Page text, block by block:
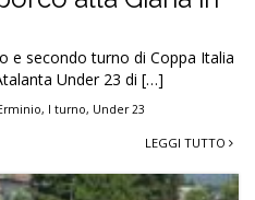
e secondo turno di Coppa Italia
Under 23 di […]
, I turno, Under 23
LEGGI TUTTO